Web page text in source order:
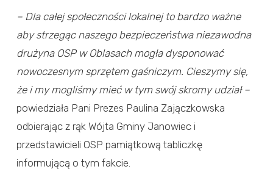
– Dla całej społeczności lokalnej to bardzo ważne
aby strzegąc naszego bezpieczeństwa niezawodna
drużyna OSP w Oblasach mogła dysponować
nowoczesnym sprzętem gaśniczym. Cieszymy się,
że i my mogliśmy mieć w tym swój skromy udział –
powiedziała Pani Prezes Paulina Zajączkowska
odbierając z rąk Wójta Gminy Janowiec i
przedstawicieli OSP pamiątkową tabliczkę
informującą o tym fakcie.